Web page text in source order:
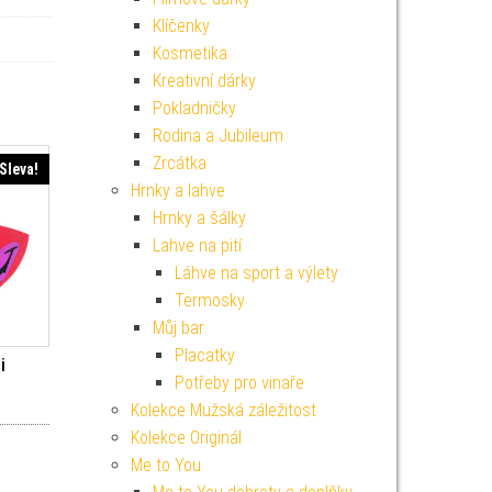
Sleva!
cena byla: 49 Kč.
Klíčenky
Kosmetika
Kreativní dárky
Pokladničky
Rodina a Jubileum
Zrcátka
Hrnky a lahve
Hrnky a šálky
Lahve na pití
Láhve na sport a výlety
Termosky
Můj bar
Placatky
Potřeby pro vinaře
Kolekce Mužská záležitost
Kolekce Originál
Me to You